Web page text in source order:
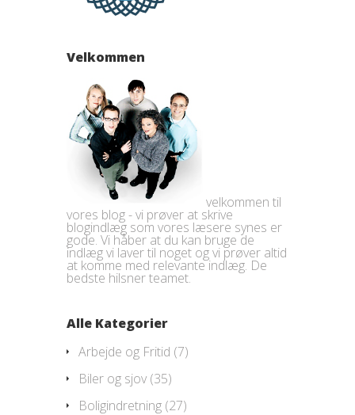
Velkommen
velkommen til
vores blog - vi prøver at skrive
blogindlæg som vores læsere synes er
gode. Vi håber at du kan bruge de
indlæg vi laver til noget og vi prøver altid
at komme med relevante indlæg. De
bedste hilsner teamet.
Alle Kategorier
Arbejde og Fritid (7)
Biler og sjov (35)
Boligindretning (27)